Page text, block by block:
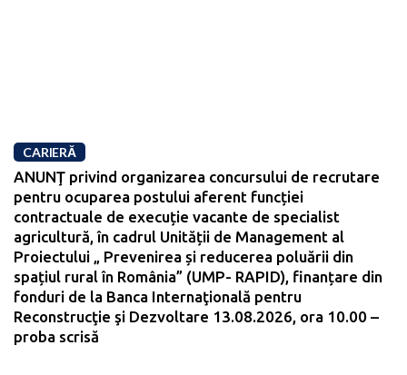
CARIERĂ
ANUNŢ privind organizarea concursului de recrutare
pentru ocuparea postului aferent funcției
contractuale de execuție vacante de specialist
agricultură, în cadrul Unității de Management al
Proiectului „ Prevenirea și reducerea poluării din
spațiul rural în România” (UMP- RAPID), finanțare din
fonduri de la Banca Internaţională pentru
Reconstrucţie şi Dezvoltare 13.08.2026, ora 10.00 –
proba scrisă